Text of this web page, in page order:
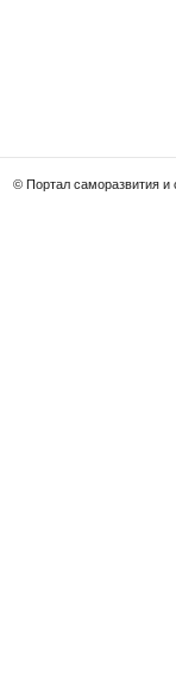
© Портал саморазвития и